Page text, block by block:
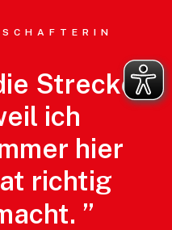
Strecke
ich
hier
richtig
”